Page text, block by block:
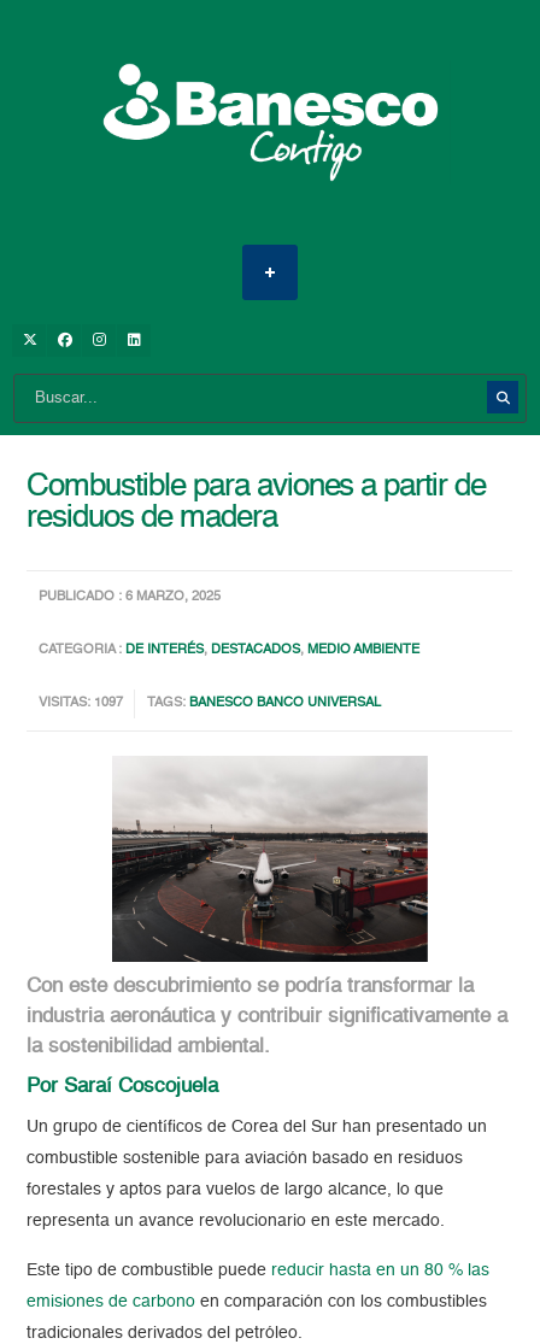
Combustible para aviones a partir de
residuos de madera
PUBLICADO : 6 MARZO, 2025
CATEGORIA :DE INTERÉS,DESTACADOS,MEDIO AMBIENTE
VISITAS: 1097 TAGS:BANESCO BANCO UNIVERSAL
Con este descubrimiento se podría transformar la
industria aeronáutica y contribuir significativamente a
la sostenibilidad ambiental.
Por Saraí Coscojuela
Un grupo de científicos de Corea del Sur han presentado un
combustible sostenible para aviación basado en residuos
forestales y aptos para vuelos de largo alcance, lo que
representa un avance revolucionario en este mercado.
Este tipo de combustible puede reducir hasta en un 80 % las
emisiones de carbono en comparación con los combustibles
tradicionales derivados del petróleo.